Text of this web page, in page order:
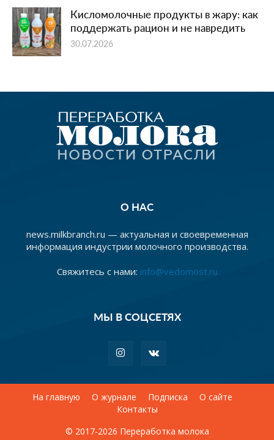
Кисломолочные продукты в жару: как
поддержать рацион и не навредить
30.07.2026
О НАС
news.milkbranch.ru — актуальная и своевременная
информация индустрии молочного производства.
Свяжитесь с нами: info@vedomost.ru
МЫ В СОЦСЕТЯХ
На главную О журнале Подписка
О сайте
Контакты
© 2017-2026 Переработка молока